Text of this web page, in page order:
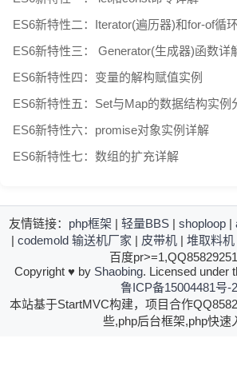
ES6新特性二：Iterator(遍历器)和for-of循
ES6新特性三： Generator(生成器)函数详
ES6新特性四：变量的解构赋值实例
ES6新特性五：Set与Map的数据结构实例
ES6新特性六：promise对象实例详解
ES6新特性七：数组的扩充详解
友情链接： php框架 | 轻量BBS | shoploop |
| codemold 输送机厂家 | 皮带机| 堆取料机
百度
Copyright ♥ by Shaobing. Licensed under
鲁ICP备15004481号-2
本站基于StartMVC构建，项目合作
些,php后台框架,php快速